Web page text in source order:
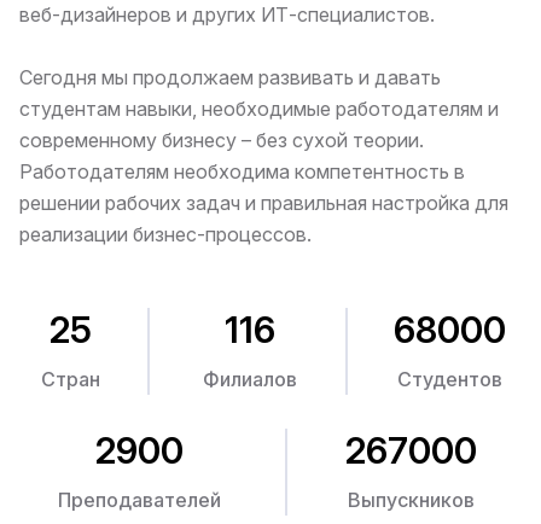
веб-дизайнеров и других ИТ-специалистов.
Сегодня мы продолжаем развивать и давать
студентам навыки, необходимые работодателям и
современному бизнесу – без сухой теории.
Работодателям необходима компетентность в
решении рабочих задач и правильная настройка для
реализации бизнес-процессов.
25
Стран
116
Филиалов
68000
Студентов
2900
Преподавателей
267000
Выпускников